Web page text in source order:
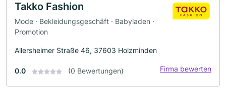
Takko Fashion
Mode · Bekleidungsgeschäft · Babyladen ·
Promotion
Allersheimer Straße 46, 37603 Holzminden
0.0 (0 Bewertungen) Firma bewerten